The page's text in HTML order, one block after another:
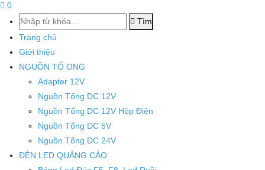
0
Tìm
Trang chủ
Giới thiệu
NGUỒN TỔ ONG
Adapter 12V
Nguồn Tổng DC 12V
Nguồn Tổng DC 12V Hộp Điện
Nguồn Tổng DC 5V
Nguồn Tổng DC 24V
ĐÈN LED QUẢNG CÁO